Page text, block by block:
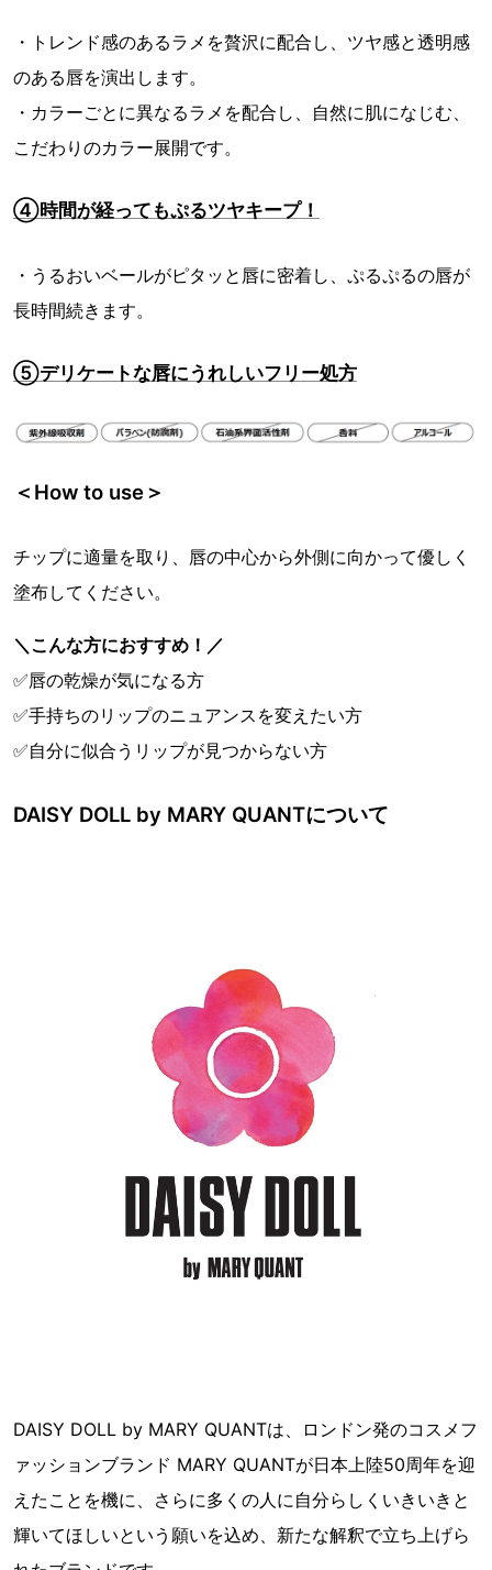
・トレンド感のあるラメを贅沢に配合し、ツヤ感と透明感
のある唇を演出します。
・カラーごとに異なるラメを配合し、自然に肌になじむ、
こだわりのカラー展開です。
④時間が経ってもぷるツヤキープ！
・うるおいベールがピタッと唇に密着し、ぷるぷるの唇が
長時間続きます。
⑤デリケートな唇にうれしいフリー処方
＜How to use＞
チップに適量を取り、唇の中心から外側に向かって優しく
塗布してください。
＼こんな方におすすめ！／
✅唇の乾燥が気になる方
✅手持ちのリップのニュアンスを変えたい方
✅自分に似合うリップが見つからない方
DAISY DOLL by MARY QUANTについて
DAISY DOLL by MARY QUANTは、ロンドン発のコスメフ
ァッションブランド MARY QUANTが日本上陸50周年を迎
えたことを機に、さらに多くの人に自分らしくいきいきと
輝いてほしいという願いを込め、新たな解釈で立ち上げら